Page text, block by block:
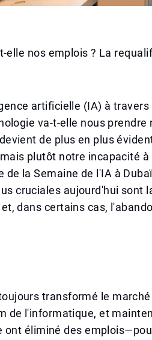
nos emplois ? La
artificielle (IA) à travers
va-t-elle nous prendre
de plus en plus
plutôt notre incapacité
la Semaine de l'IA à
cruciales aujourd'hui sont
dans certains cas,
transformé le
de l'informatique, et
éliminé des